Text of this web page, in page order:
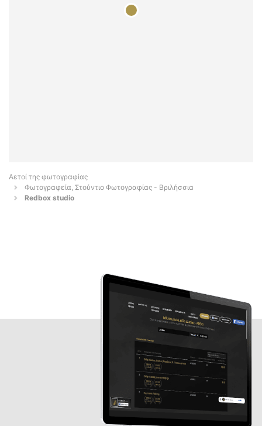
Αετοί της φωτογραφίας
Φωτογραφεία, Στούντιο Φωτογραφίας - Βριλήσσια
Redbox studio